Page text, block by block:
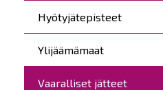
Hyötyjätepisteet
Ylijäämämaat
Vaaralliset jätteet